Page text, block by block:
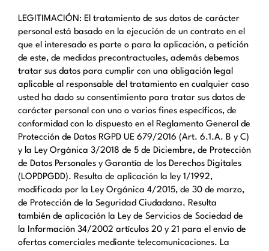
LEGITIMACIÓN: El tratamiento de sus datos de carácter
personal está basado en la ejecución de un contrato en el
que el interesado es parte o para la aplicación, a petición
de este, de medidas precontractuales, además debemos
tratar sus datos para cumplir con una obligación legal
aplicable al responsable del tratamiento en cualquier caso
usted ha dado su consentimiento para tratar sus datos de
carácter personal con uno o varios fines específicos, de
conformidad con lo dispuesto en el Reglamento General de
Protección de Datos RGPD UE 679/2016 (Art. 6.1.A. B y C)
y la Ley Orgánica 3/2018 de 5 de Diciembre, de Protección
de Datos Personales y Garantía de los Derechos Digitales
(LOPDPGDD). Resulta de aplicación la ley 1/1992,
modificada por la Ley Orgánica 4/2015, de 30 de marzo,
de Protección de la Seguridad Ciudadana. Resulta
también de aplicación la Ley de Servicios de Sociedad de
la Información 34/2002 artículos 20 y 21 para el envío de
ofertas comerciales mediante telecomunicaciones. La